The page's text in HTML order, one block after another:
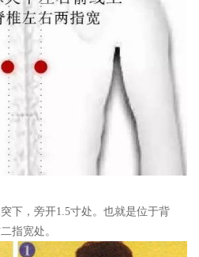
下，旁开1.5寸处。也就是位于背
指宽处。